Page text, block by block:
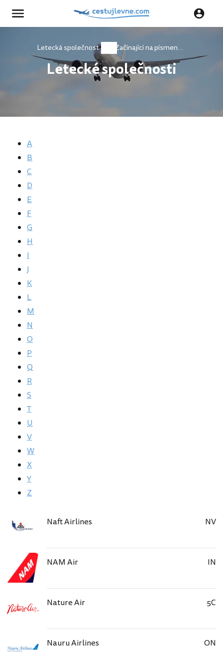
Letecká společnost Začínající na písmeno n
Letecké společnosti
A
B
C
D
E
F
G
H
I
J
K
L
M
N
O
P
Q
R
S
T
U
V
W
X
Y
Z
Naft Airlines NV
NAM Air IN
Nature Air 5C
Nauru Airlines ON